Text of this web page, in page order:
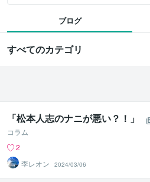
ブログ
すべてのカテゴリ
「松本人志のナニが悪い？！」
コラム
2
李レオン
2024/03/06